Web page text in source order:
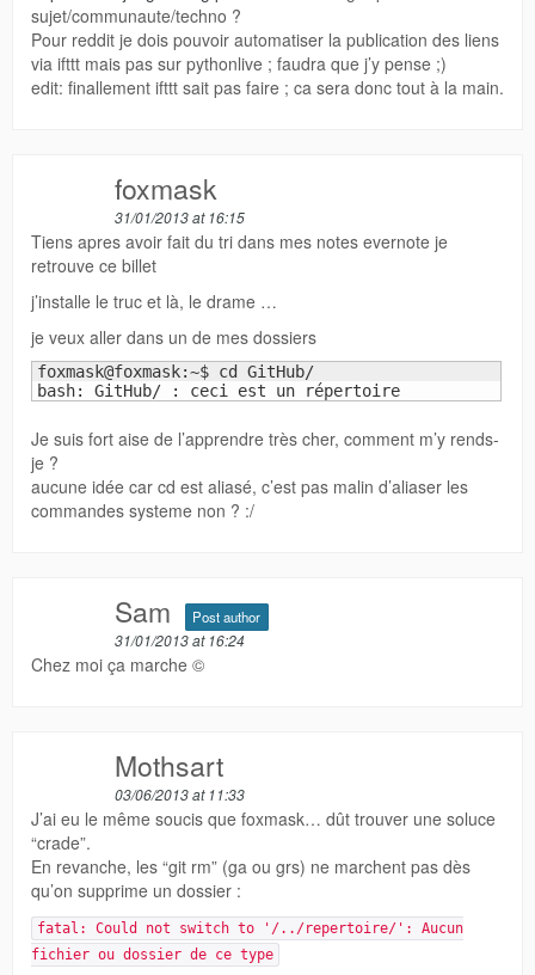
sujet/communaute/techno ?
Pour reddit je dois pouvoir automatiser la publication des liens
via ifttt mais pas sur pythonlive ; faudra que j’y pense ;)
edit: finallement ifttt sait pas faire ; ca sera donc tout à la main.
foxmask
31/01/2013 at 16:15
Tiens apres avoir fait du tri dans mes notes evernote je
retrouve ce billet
j’installe le truc et là, le drame …
je veux aller dans un de mes dossiers
foxmask@foxmask:~$ cd GitHub/
bash: GitHub/ : ceci est un répertoire
Je suis fort aise de l’apprendre très cher, comment m’y rends-
je ?
aucune idée car cd est aliasé, c’est pas malin d’aliaser les
commandes systeme non ? :/
Sam Post author
31/01/2013 at 16:24
Chez moi ça marche ©
Mothsart
03/06/2013 at 11:33
J’ai eu le même soucis que foxmask… dût trouver une soluce
“crade”.
En revanche, les “git rm” (ga ou grs) ne marchent pas dès
qu’on supprime un dossier :
fatal: Could not switch to '/../repertoire/': Aucun
fichier ou dossier de ce type